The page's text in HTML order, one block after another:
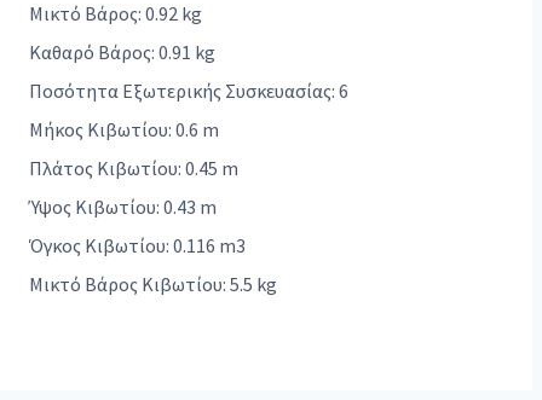
Μικτό Βάρος: 0.92 kg
Καθαρό Βάρος: 0.91 kg
Ποσότητα Εξωτερικής Συσκευασίας: 6
Μήκος Κιβωτίου: 0.6 m
Πλάτος Κιβωτίου: 0.45 m
Ύψος Κιβωτίου: 0.43 m
Όγκος Κιβωτίου: 0.116 m3
Μικτό Βάρος Κιβωτίου: 5.5 kg